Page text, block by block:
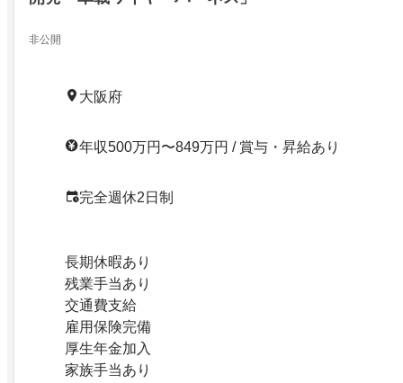
非公開
大阪府
年収500万円〜849万円 / 賞与・昇給あり
完全週休2日制
長期休暇あり
残業手当あり
交通費支給
雇用保険完備
厚生年金加入
家族手当あり